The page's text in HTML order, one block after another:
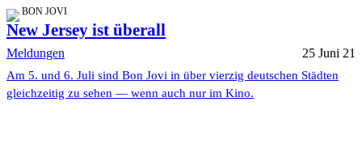
BON JOVI
New Jersey ist überall
Meldungen 25 Juni 21
Am 5. und 6. Juli sind Bon Jovi in über vierzig deutschen Städten
gleichzeitig zu sehen — wenn auch nur im Kino.